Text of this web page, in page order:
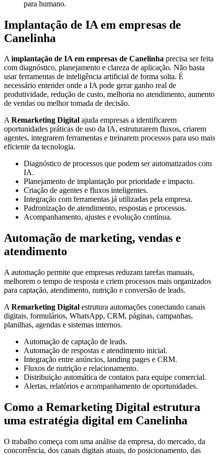
para humano.
Implantação de IA em empresas de
Canelinha
Aimplantação de IA em empresas de Canelinha precisa ser feita
com diagnóstico, planejamento e clareza de aplicação. Não basta
usar ferramentas de inteligência artificial de forma solta. É
necessário entender onde a IA pode gerar ganho real de
produtividade, redução de custo, melhoria no atendimento, aumento
de vendas ou melhor tomada de decisão.
ARemarketing Digital ajuda empresas a identificarem
oportunidades práticas de uso da IA, estruturarem fluxos, criarem
agentes, integrarem ferramentas e treinarem processos para uso mais
eficiente da tecnologia.
Diagnóstico de processos que podem ser automatizados com
IA.
Planejamento de implantação por prioridade e impacto.
Criação de agentes e fluxos inteligentes.
Integração com ferramentas já utilizadas pela empresa.
Padronização de atendimento, respostas e processos.
Acompanhamento, ajustes e evolução contínua.
Automação de marketing, vendas e
atendimento
A automação permite que empresas reduzam tarefas manuais,
melhorem o tempo de resposta e criem processos mais organizados
para captação, atendimento, nutrição e conversão de leads.
A Remarketing Digital estrutura automações conectando canais
digitais, formulários, WhatsApp, CRM, páginas, campanhas,
planilhas, agendas e sistemas internos.
Automação de captação de leads.
Automação de respostas e atendimento inicial.
Integração entre anúncios, landing pages e CRM.
Fluxos de nutrição e relacionamento.
Distribuição automática de contatos para equipe comercial.
Alertas, relatórios e acompanhamento de oportunidades.
Como a Remarketing Digital estrutura
uma estratégia digital em Canelinha
O trabalho começa com uma análise da empresa, do mercado, da
concorrência, dos canais digitais atuais, do posicionamento, das